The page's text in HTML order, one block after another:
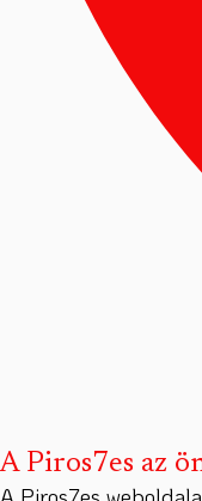
A Piros7es az